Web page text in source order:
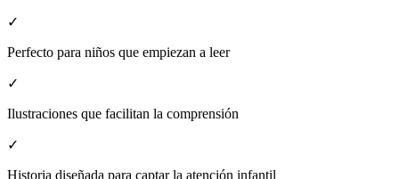
✓
Perfecto para niños que empiezan a leer
✓
Ilustraciones que facilitan la comprensión
✓
Historia diseñada para captar la atención infantil